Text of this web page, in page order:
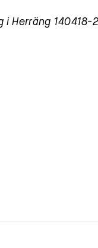
i Herräng 140418-